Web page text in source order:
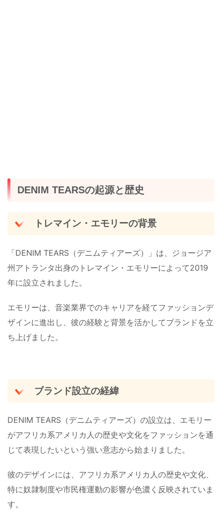
DENIM TEARSの起源と歴史
トレマイン・エモリーの背景
「DENIM TEARS（デニムティアーズ）」は、ジョージア
州アトランタ出身のトレマイン・エモリーによって2019
年に設立されました。
エモリーは、音楽業界でのキャリアを経てファッションデ
ザインに進出し、彼の経験と背景を活かしてブランドを立
ち上げました​。
ブランド設立の経緯
DENIM TEARS（デニムティアーズ）の設立は、エモリー
がアフリカ系アメリカ人の歴史や文化をファッションを通
じて表現したいという強い意志から始まりました。
彼のデザインには、アフリカ系アメリカ人の歴史や文化、
特に奴隷制度や市民権運動の影響が色濃く反映されていま
す​。